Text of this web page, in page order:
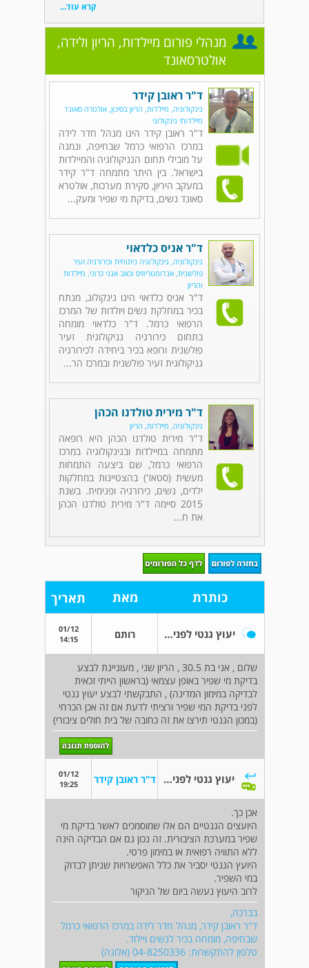
קרא עוד...
מנהלי פורום מיילדות, הריון ולידה,
אולטרסאונד
ד"ר ראובן קידר
גינקולוגיה, מיילדות, הריון בסיכון, אולטרה סאונד
מיילדותי גינקולוגי
ד"ר ראובן קידר הינו מנהל חדר לידה
במרכז הרפואי כרמל שבחיפה, ונמנה
על מובילי תחום הגניקולוגיה והמיילדות
בישראל. בין היתר מתמחה ד"ר קידר
במעקב היריון, סקירת מערכות, אולטרא
סאונד נשים, בדיקת מי שפיר ומעק...
ד"ר אניס כלדאוי
גינקולוגיה, גינקולוגיה ניתוחית וכירורגיה זעיר
פולשנית, אנדומטריוזיס וכאב אגני כרוני, מיילדות
והריון
ד"ר אניס כלדאוי הינו גינקולוג, מנתח
בכיר במחלקת נשים ויולדות של המרכז
הרפואי כרמל. ד"ר כלדאוי מומחה
בתחום כירורגיה גניקולוגית זעיר
פולשנית ורופא בכיר ביחידה לכירורגיה
גניקולוגית זעיר פולשנית ובמרכז הר...
ד"ר מירית טולדנו הכהן
גינקולוגיה, מיילדות, הריון
ד"ר מירית טולדנו הכהן היא רופאה
מתמחה במיילדות ובגינקולוגיה במרכז
הרפואי כרמל, שם ביצעה התמחות
מעשית (סטאז') בהצטיינות במחלקות
ילדים, נשים, כירורגיה ופנימית. בשנת
2015 סיימה ד"ר מירית טולדנו הכהן
את ח...
כותרת מאת תאריך
יעוץ גנטי לפני ביצוע מי שפיר רותם
01/12
14:15
שלום , אני בת 30.5 , הריון שני , מעוניינת לבצע
בדיקת מי שפיר באופן עצמאי (בראשון הייתי זכאית
לבדיקה במימון המדינה) , התבקשתי לבצע יעוץ גנטי
לפני בדיקת המי שפיר ורציתי לדעת אם זה אכן הכרחי
(במכון הגנטי תירצו את זה כחובה של בית חולים ציבורי)
יעוץ גנטי לפני ביצוע מי שפיר ד"ר ראובן קידר
01/12
19:25
אכן כך.
היועצים הגנטיים הם אלו שמוסמכים לאשר בדיקת מי
שפיר במערכת הציבורית. זה נכון גם אם הבדיקה הינה
ללא התוויה רפואית או במימון פרטי.
היועץ הגנטי יסביר את כלל האפשרויות שניתן לבדוק
במי השפיר.
לרוב היעוץ נעשה ביום של הניקור
בברכה,
ד"ר ראובן קידר, מנהל חדר לידה במרכז הרפואי כרמל
שבחיפה, מומחה בכיר לנשים ויילוד.
טלפון להתקשרות: 04-8250336 (אלונה)